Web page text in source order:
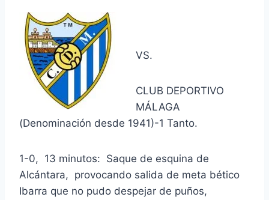
VS.
CLUB DEPORTIVO
MÁLAGA
(Denominación desde 1941)-1 Tanto.
1-0, 13 minutos: Saque de esquina de
Alcántara, provocando salida de meta bético
Ibarra que no pudo despejar de puños,